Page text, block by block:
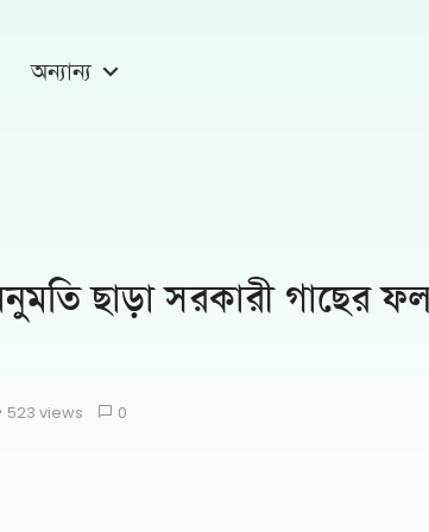
অন্যান্য
ছাড়া সরকারী গাছের
523 views 0